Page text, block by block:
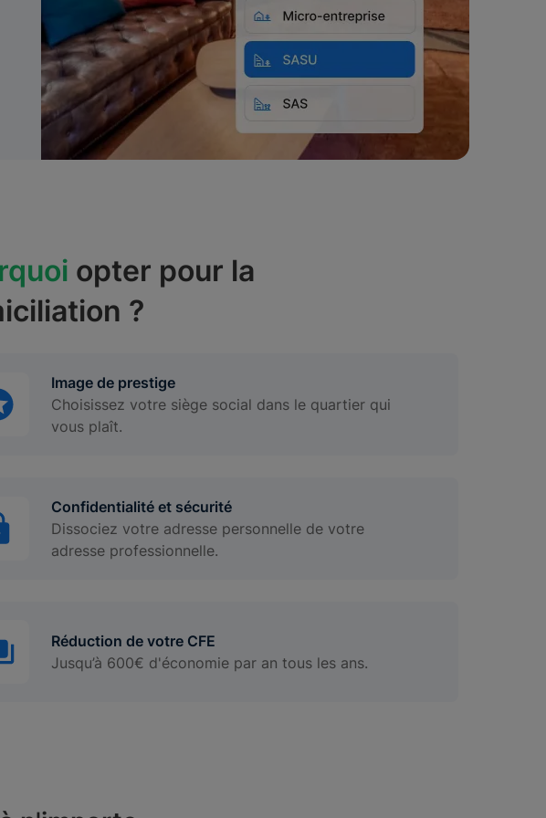
opter pour la
?
Image de prestige
Choisissez votre siège social dans le quartier qui
vous plaît.
Confidentialité et sécurité
Dissociez votre adresse personnelle de votre
adresse professionnelle.
Réduction de votre CFE
Jusqu’à 600€ d'économie par an tous les ans.